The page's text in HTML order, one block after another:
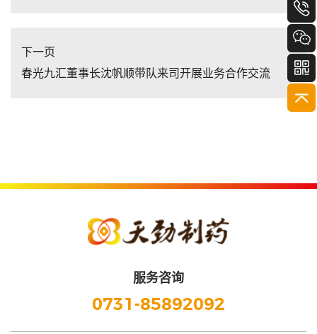
下一页
春光九汇董事长沈帆顺带队来司开展业务合作交流
服务咨询
0731-85892092